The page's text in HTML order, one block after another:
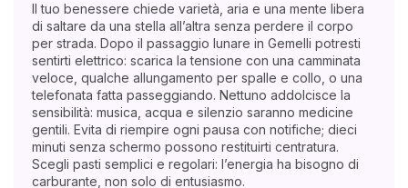
Il tuo benessere chiede varietà, aria e una mente libera
di saltare da una stella all’altra senza perdere il corpo
per strada. Dopo il passaggio lunare in Gemelli potresti
sentirti elettrico: scarica la tensione con una camminata
veloce, qualche allungamento per spalle e collo, o una
telefonata fatta passeggiando. Nettuno addolcisce la
sensibilità: musica, acqua e silenzio saranno medicine
gentili. Evita di riempire ogni pausa con notifiche; dieci
minuti senza schermo possono restituirti centratura.
Scegli pasti semplici e regolari: l’energia ha bisogno di
carburante, non solo di entusiasmo.